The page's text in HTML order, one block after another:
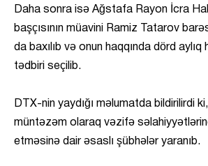
Daha sonra isə Ağstafa Rayon İcra
başçısının müavini Ramiz Tatarov
da baxılıb və onun haqqında dörd
tədbiri seçilib.
DTX-nin yaydığı məlumatda bildirilirdi
müntəzəm olaraq vəzifə
etməsinə dair əsaslı şübhələr yaranıb.